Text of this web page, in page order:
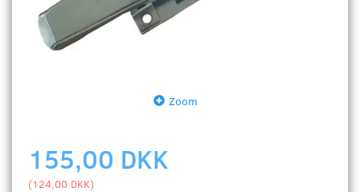
Zoom
155,00 DKK
(124,00 DKK)